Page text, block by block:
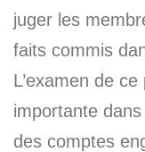
juger les
faits commis
L’examen de
importante
des comptes